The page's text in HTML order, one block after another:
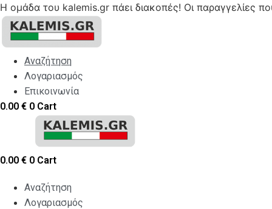
Η ομάδα του kalemis.gr πάει διακοπές! Οι παραγγελίες
Skip
content
Αναζήτηση
Λογαριασμός
Επικοινωνία
0.00 € 0 Cart
0.00 € 0 Cart
Αναζήτηση
Λογαριασμός